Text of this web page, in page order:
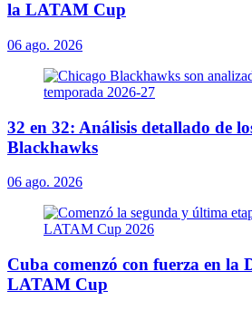
la LATAM Cup
06 ago. 2026
32 en 32: Análisis detallado de
Blackhawks
06 ago. 2026
Cuba comenzó con fuerza en la
LATAM Cup